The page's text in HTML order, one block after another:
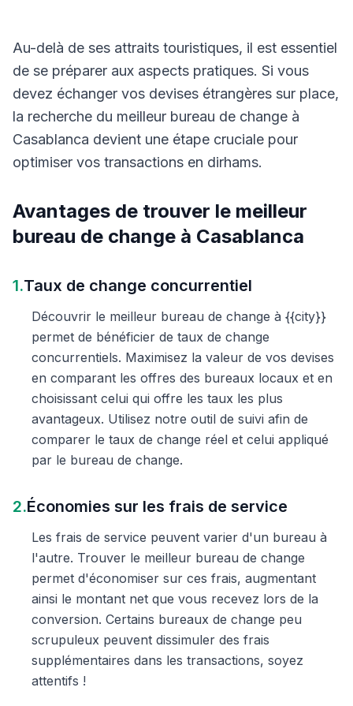
Au-delà de ses attraits touristiques, il est essentiel
de se préparer aux aspects pratiques. Si vous
devez échanger vos devises étrangères sur place,
la recherche du meilleur bureau de change à
Casablanca devient une étape cruciale pour
optimiser vos transactions en dirhams.
Avantages de trouver le meilleur
bureau de change à Casablanca
1.Taux de change concurrentiel
Découvrir le meilleur bureau de change à {{city}}
permet de bénéficier de taux de change
concurrentiels. Maximisez la valeur de vos devises
en comparant les offres des bureaux locaux et en
choisissant celui qui offre les taux les plus
avantageux. Utilisez notre outil de suivi afin de
comparer le taux de change réel et celui appliqué
par le bureau de change.
2.Économies sur les frais de service
Les frais de service peuvent varier d'un bureau à
l'autre. Trouver le meilleur bureau de change
permet d'économiser sur ces frais, augmentant
ainsi le montant net que vous recevez lors de la
conversion. Certains bureaux de change peu
scrupuleux peuvent dissimuler des frais
supplémentaires dans les transactions, soyez
attentifs !